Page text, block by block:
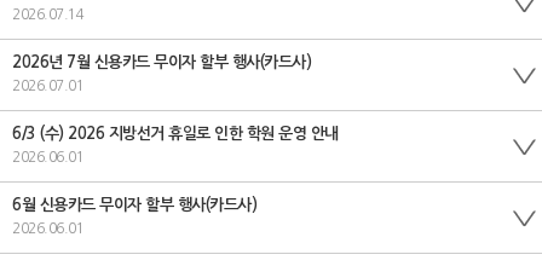
2026.07.14
2026년 7월 신용카드 무이자 할부 행사(카드사)
2026.07.01
6/3 (수) 2026 지방선거 휴일로 인한 학원 운영 안내
2026.06.01
6월 신용카드 무이자 할부 행사(카드사)
2026.06.01